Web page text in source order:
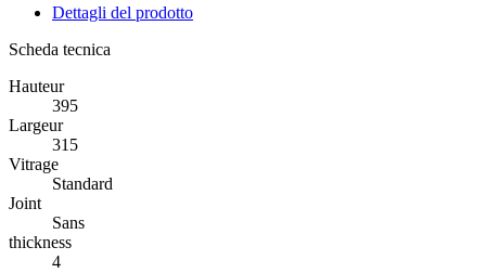
Dettagli del prodotto
Scheda tecnica
Hauteur
395
Largeur
315
Vitrage
Standard
Joint
Sans
thickness
4